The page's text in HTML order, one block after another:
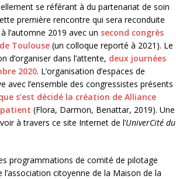
se référant à du partenariat de soin
première rencontre qui sera reconduite
l’automne 2019 avec un second congrès
Toulouse (un colloque reporté à 2021). Le
d’organiser dans l’attente, deux journées
2020. L’organisation d’espaces de
avec l’ensemble des congressistes présents
s’est décidé la création de Alliance
(Flora, Darmon, Benattar, 2019). Une
à travers ce site Internet de l’UniverCité du
programmations de comité de pilotage
citoyenne de la Maison de la